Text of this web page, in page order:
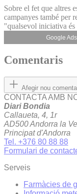
Sobre el fet que altres
campanyes també per
"qualsevol iniciativa
Google
Comentaris
Afegir nou
CONTACTA AMB
Diari Bondia
Callaueta, 4, 1r
AD500 Andorra la
Principat d'Andorra
Tel. +376 80 88 88
Formulari de
Serveis
Farmàcies de